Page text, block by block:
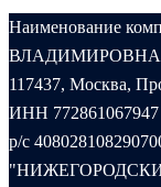
Наименование
ВЛАДИМИРОВНА
117437, Москва,
ИНН 772861067947
р/с